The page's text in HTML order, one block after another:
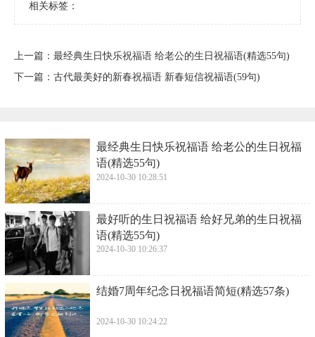
相关标签：
上一篇： ​最经典生日快乐祝福语 给老公的生日祝福语(精选55句)
下一篇： ​古代最美好的新春祝福语 新春短信祝福语(59句)
​最经典生日快乐祝福语 给老公的生日祝福
语(精选55句)
2024-10-30 10:28:51
​最好听的生日祝福语 给好兄弟的生日祝福
语(精选55句)
2024-10-30 10:26:37
​结婚7周年纪念日祝福语简短(精选57条)
2024-10-30 10:24:22